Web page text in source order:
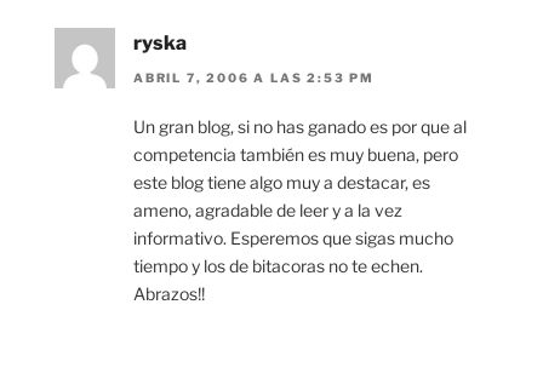
ryska
ABRIL 7, 2006 A LAS 2:53 PM
Un gran blog, si no has ganado es por que al
competencia también es muy buena, pero
este blog tiene algo muy a destacar, es
ameno, agradable de leer y a la vez
informativo. Esperemos que sigas mucho
tiempo y los de bitacoras no te echen.
Abrazos!!